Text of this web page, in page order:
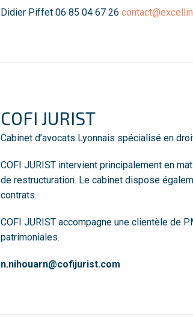
Didier Piffet 06 85 04 67 26
COFI JURIST
Cabinet d’avocats Lyonnais spécialisé en
COFI JURIST intervient principalement en
de restructuration. Le cabinet dispose
contrats.
COFI JURIST accompagne une clientèle de
patrimoniales.
n.nihouarn@cofijurist.com